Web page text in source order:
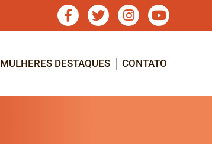
MULHERES DESTAQUES CONTATO